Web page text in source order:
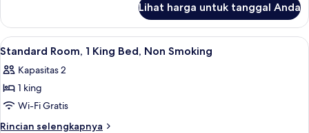
Bed,
Non
Smoking
Standard
Room,
1
Bed,
Non
Lihat harga untuk tanggal Anda
Lihat
semua
foto
untuk
Standard
Room,
Kamar mandi | Kombinasi shower/
2
Standard Room, 1 King Bed, Non Smoking
Kapasitas 2
1 king
Wi-Fi Gratis
Rincian selengkapnya
Rincian